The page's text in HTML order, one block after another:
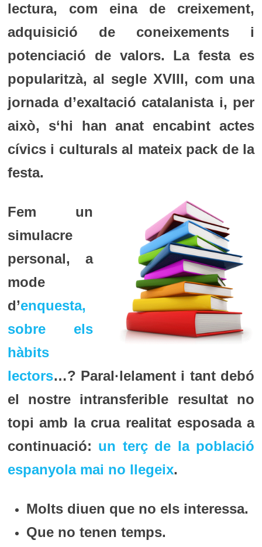
lectura, com eina de creixement,
adquisició de coneixements i
potenciació de valors. La festa es
popularitzà, al segle XVIII, com una
jornada d’exaltació catalanista i, per
això, s‘hi han anat encabint actes
cívics i culturals al mateix pack de la
festa.
Fem un
simulacre
personal, a
mode
d’enquesta,
sobre els
hàbits
lectors…? Paral·lelament i tant debó
el nostre intransferible resultat no
topi amb la crua realitat esposada a
continuació: un terç de la població
espanyola mai no llegeix.
Molts diuen que no els interessa.
Que no tenen temps.